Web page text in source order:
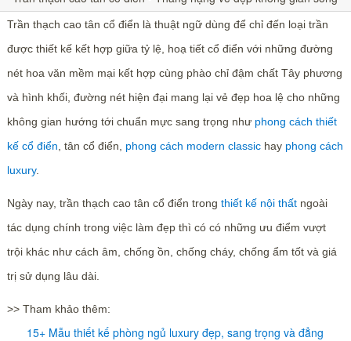
Trần thạch cao tân cổ điển là thuật ngữ dùng để chỉ đến loại trần
được thiết kế kết hợp giữa tỷ lệ, hoạ tiết cổ điển với những đường
nét hoa văn mềm mại kết hợp cùng phào chỉ đậm chất Tây phương
và hình khối, đường nét hiện đại mang lại vẻ đẹp hoa lệ cho những
không gian hướng tới chuẩn mực sang trọng như phong cách thiết
kế cổ điển , tân cổ điển, phong cách modern classichay phong cách
luxury.
Ngày nay, trần thạch cao tân cổ điển trong thiết kế nội thấtngoài
tác dụng chính trong việc làm đẹp thì có có những ưu điểm vượt
trội khác như cách âm, chống ồn, chống cháy, chống ẩm tốt và giá
trị sử dụng lâu dài.
>> Tham khảo thêm:
15+ Mẫu thiết kế phòng ngủ luxury đẹp, sang trọng và đẳng